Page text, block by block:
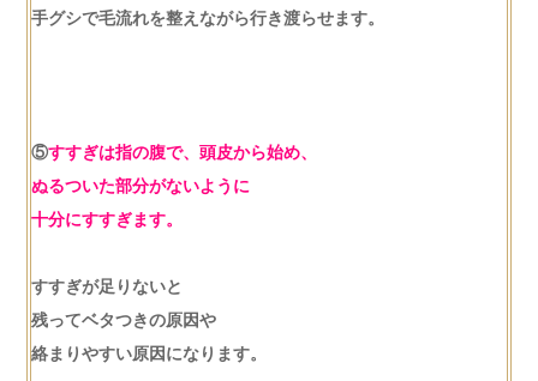
手グシで毛流れを整えながら行き渡らせます。
⑤すすぎは指の腹で、頭皮から始め、
ぬるついた部分がないように
十分にすすぎます。
すすぎが足りないと
残ってベタつきの原因や
絡まりやすい原因になります。